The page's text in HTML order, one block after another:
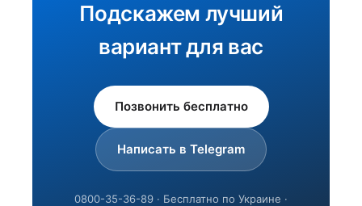
Подскажем лучший
вариант для вас
Позвонить бесплатно
Написать в Telegram
0800-35-36-89 · Бесплатно по Украине ·